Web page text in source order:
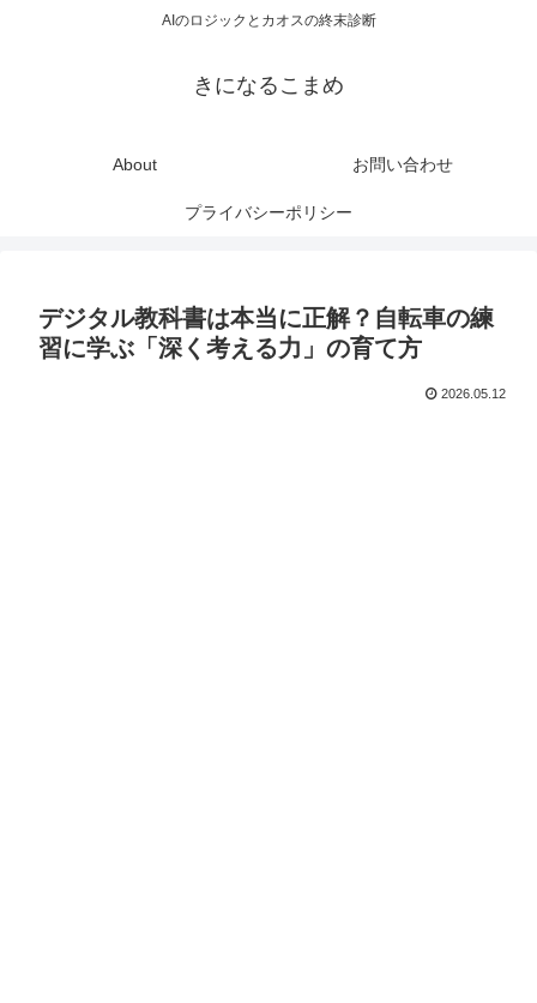
AIのロジックとカオスの終末診断
きになるこまめ
About お問い合わせ
プライバシーポリシー
デジタル教科書は本当に正解？自転車の練
習に学ぶ「深く考える力」の育て方
2026.05.12